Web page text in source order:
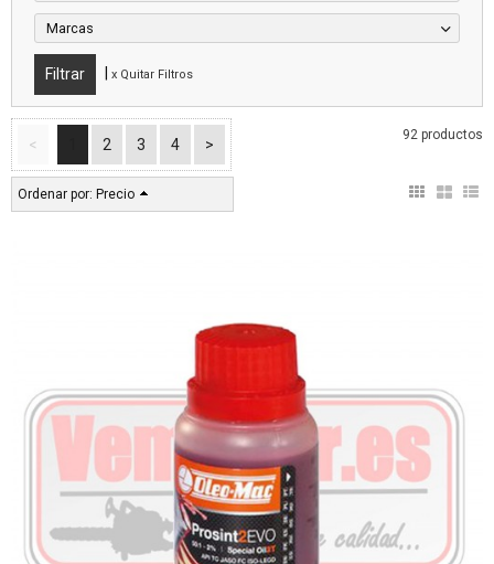
Marcas
x Quitar Filtros
< 2 3 4 >
92 productos
Ordenar por: Precio